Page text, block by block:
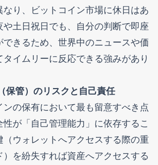
り、ビットコイン市場に休日はあ
や土日祝日でも、自分の判断で即座
できるため、世界中のニュースや価
イムリーに反応できる強みがあり
管）のリスクと自己責任
の保有において最も留意すべき点
が「自己管理能力」に依存するこ
（ウォレットへアクセスする際の重
を紛失すれば資産へアクセスする